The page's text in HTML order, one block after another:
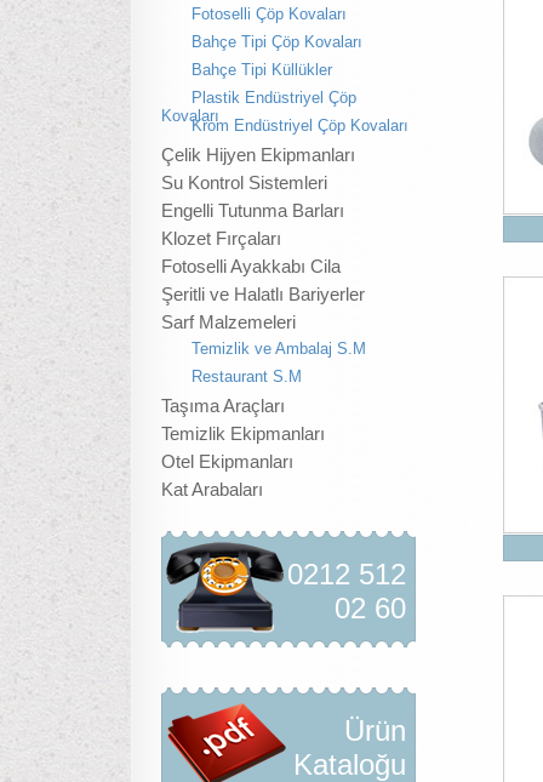
Fotoselli Çöp Kovaları
Bahçe Tipi Çöp Kovaları
Bahçe Tipi Küllükler
Plastik Endüstriyel Çöp
Kovaları
Krom Endüstriyel Çöp Kovaları
Çelik Hijyen Ekipmanları
Su Kontrol Sistemleri
Engelli Tutunma Barları
Klozet Fırçaları
Fotoselli Ayakkabı Cila
Şeritli ve Halatlı Bariyerler
Sarf Malzemeleri
Temizlik ve Ambalaj S.M
Restaurant S.M
Taşıma Araçları
Temizlik Ekipmanları
Otel Ekipmanları
Kat Arabaları
0212 512
02 60
Ürün
Kataloğu